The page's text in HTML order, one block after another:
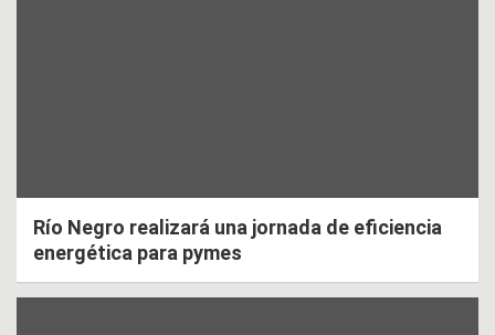
Río Negro realizará una jornada de eficiencia
energética para pymes